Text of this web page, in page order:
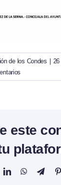
de los Condes
26
este
LinkedInWhatsApp